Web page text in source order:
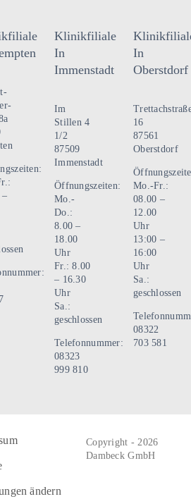
können
auf
gewählt
werden
–
Klinikfiliale
In
Immenstadt
Im
Stillen 4
1/2
87509
Immenstadt
Öffnungszeiten:
Mo.-
Do.:
8.00 –
18.00
Uhr
Fr.: 8.00
– 16.30
Uhr
Sa.:
geschlossen
Telefonnummer:
08323
999 810
In
Oberstdorf
16
87561
Oberstdorf
Mo.-Fr.:
08.00 –
12.00
Uhr
13:00 –
16:00
Uhr
Sa.:
geschlossen
08322
703 581
ändern
Copyright - 2026
Dambeck GmbH